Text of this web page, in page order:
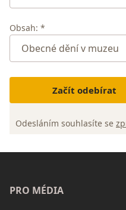
Obsah: *
Začít odebírat
Odesláním souhlasíte se
PRO MÉDIA